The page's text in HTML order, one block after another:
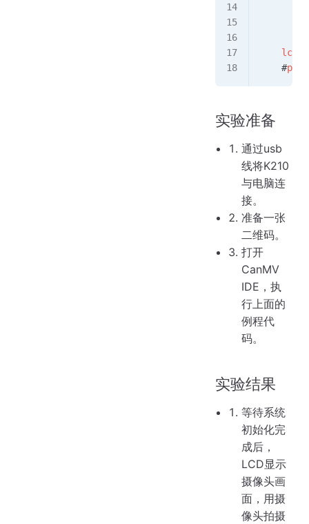
    lcd
    #
实验准备
通过usb
线将K210
与电脑连
接。
准备一张
二维码。
打开
CanMV
IDE，执
行上面的
例程代
码。
实验结果
等待系统
初始化完
成后，
LCD显示
摄像头画
面，用摄
像头拍摄